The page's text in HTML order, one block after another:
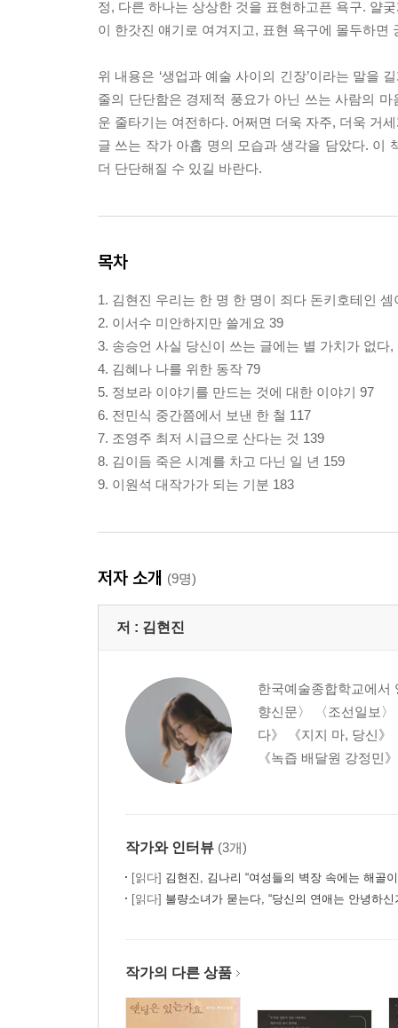
정, 다른 하나는 상상한 것을 표현하고픈 욕구. 얄
이 한갓진 얘기로 여겨지고, 표현 욕구에 몰두하면
위 내용은 ‘생업과 예술 사이의 긴장’이라는 말을
줄의 단단함은 경제적 풍요가 아닌 쓰는 사람의
운 줄타기는 여전하다. 어쩌면 더욱 자주, 더욱 거
글 쓰는 작가 아홉 명의 모습과 생각을 담았다. 이
더 단단해질 수 있길 바란다.
목차
1. 김현진 우리는 한 명 한 명이 죄다 돈키호테인 셈
2. 이서수 미안하지만 쓸게요 39
3. 송승언 사실 당신이 쓰는 글에는 별 가치가 없다
4. 김혜나 나를 위한 동작 79
5. 정보라 이야기를 만드는 것에 대한 이야기 97
6. 전민식 중간쯤에서 보낸 한 철 117
7. 조영주 최저 시급으로 산다는 것 139
8. 김이듬 죽은 시계를 차고 다닌 일 년 159
9. 이원석 대작가가 되는 기분 183
저자 소개 (9명)
저 : 김현진
한국예술종합학교에서
향신문〉 〈조선일보
다》 《지지 마, 당신
《녹즙 배달원 강정민
작가와 인터뷰 (3개)
[읽다] 김현진, 김나리 “여성들의 벽장 속에는 해골
[읽다] 불량소녀가 묻는다, “당신의 연애는 안녕하신가?” - 『누구의
작가의 다른 상품